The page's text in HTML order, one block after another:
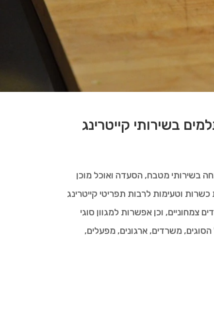
בשירותי קייטרינג
בשירותי מטבח, הסעדה ואוכל מוכן
וטעימות לרבות תפריטי קייטרינג
וכן אפשרות למגוון סוגי
משרדים, ארגונים, מפעלים,